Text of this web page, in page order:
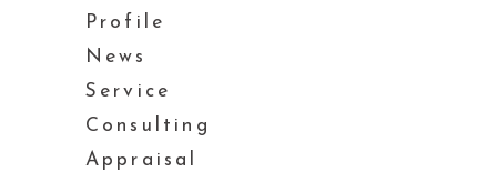
Profile
News
Service
Consulting
Appraisal